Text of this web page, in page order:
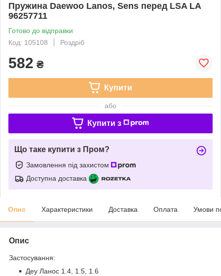
Пружина Daewoo Lanos, Sens перед LSA LA
96257711
Готово до відправки
Код: 105108
Роздріб
582 ₴
Купити
або
Купити з
Що таке купити з Пром?
Замовлення під захистом
Доступна доставка
Опис Характеристики Доставка Оплата Умови
Опис
Застосування:
Деу Ланос 1.4, 1.5, 1.6